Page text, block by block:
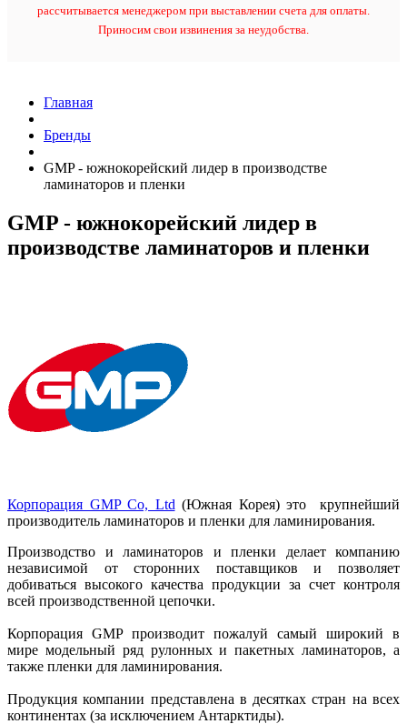
рассчитывается менеджером при выставлении счета для оплаты.
Приносим свои извинения за неудобства.
Главная
Бренды
GMP - южнокорейский лидер в производстве
ламинаторов и пленки
GMP - южнокорейский лидер в
производстве ламинаторов и пленки
Корпорация GMP Co, Ltd (Южная Корея) это крупнейший
производитель ламинаторов и пленки для ламинирования.
Производство и ламинаторов и пленки делает компанию
независимой от сторонних поставщиков и позволяет
добиваться высокого качества продукции за счет контроля
всей производственной цепочки.
Корпорация GMP производит пожалуй самый широкий в
мире модельный ряд рулонных и пакетных ламинаторов, а
также пленки для ламинирования.
Продукция компании представлена в десятках стран на всех
континентах (за исключением Антарктиды).